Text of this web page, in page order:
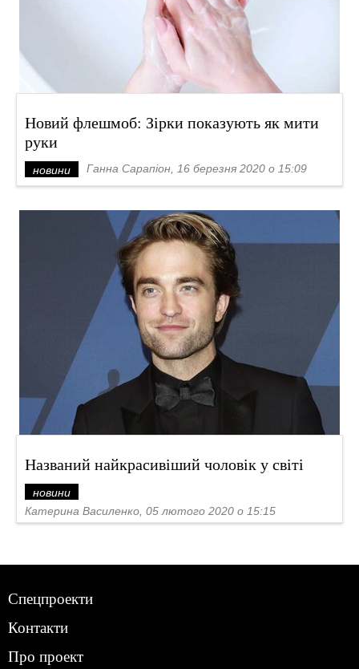
Новий флешмоб: Зірки показують як мити
руки
новини Ганна Сарапіон, 16 березня 2020 о 15:09
Названий найкрасивіший чоловік у світі
новини
Катерина Василенко, 05 лютого 2020 о 15:15
Спецпроекти
Контакти
Про проект